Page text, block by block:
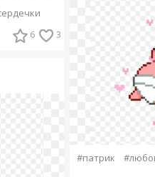
6 3
#патрик